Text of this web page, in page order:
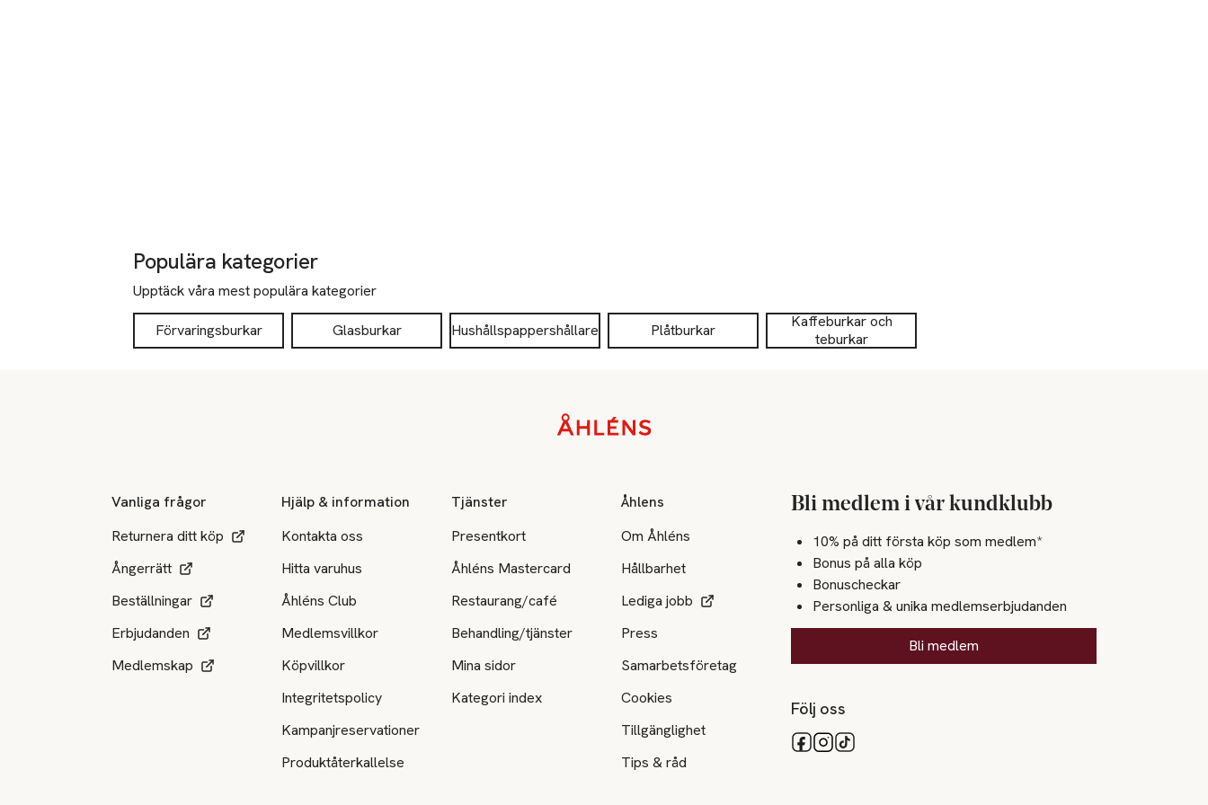
Populära kategorier
Upptäck våra mest populära kategorier
Förvaringsburkar Glasburkar Hushållspappershållare Plåtburkar
Kaffeburkar och
teburkar
Vanliga frågor
Returnera ditt köp
Ångerrätt
Beställningar
Erbjudanden
Medlemskap
Hjälp & information
Kontakta oss
Hitta varuhus
Åhléns Club
Medlemsvillkor
Köpvillkor
Integritetspolicy
Kampanjreservationer
Produktåterkallelse
Tjänster
Presentkort
Åhléns Mastercard
Restaurang/café
Behandling/tjänster
Mina sidor
Kategori index
Åhlens
Om Åhléns
Hållbarhet
Lediga jobb
Press
Samarbetsföretag
Cookies
Tillgänglighet
Tips & råd
Bli medlem i vår kundklubb
10% på ditt första köp som medlem*
Bonus på alla köp
Bonuscheckar
Personliga & unika medlemserbjudanden
Bli medlem
Följ oss